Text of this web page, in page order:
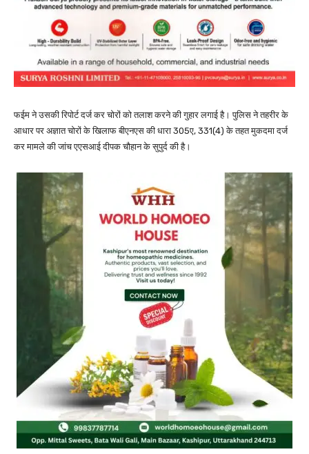
फईम ने उसकी रिपोर्ट दर्ज कर चोरों को तलाश करने की गुहार लगाई है। पुलिस ने तहरीर के
आधार पर अज्ञात चोरों के खिलाफ बीएनएस की धारा 305ए, 331(4) के तहत मुकदमा दर्ज
कर मामले की जांच एएसआई दीपक चौहान के सुपुर्द की है।